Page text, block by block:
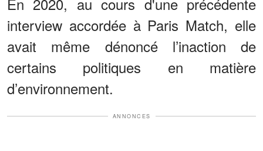
interview accordée à Paris Match, elle
avait même dénoncé l’inaction de
certains politiques en matière
d’environnement.
ANNONCES